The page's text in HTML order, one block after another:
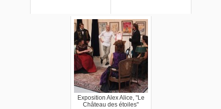
Exposition Alex Alice, "Le
Château des étoiles"